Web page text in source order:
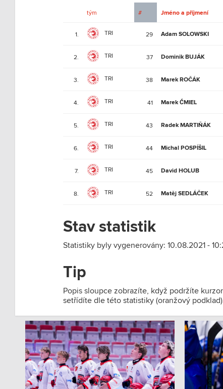
tým # Jméno a příjmení
1. TRI 29 Adam SOLOWSKI
2. TRI 37 Dominik BUJÁK
3. TRI 38 Marek ROČÁK
4. TRI 41 Marek ĆMIEL
5. TRI 43 Radek MARTIŇÁK
6. TRI 44 Michal POSPÍŠIL
7. TRI 45 David HOLUB
8. TRI 52 Matěj SEDLÁČEK
Stav statistik
Statistiky byly vygenerovány: 10.08.2021 -
Tip
Popis sloupce zobrazíte, když podržíte
setřídíte dle této statistiky (oranžový